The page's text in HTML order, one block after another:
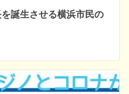
誕生させる横浜市民の